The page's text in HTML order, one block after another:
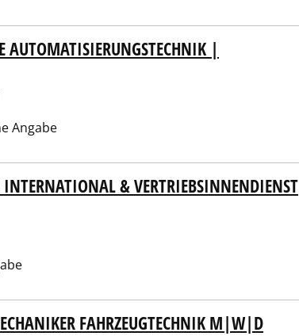
|
Angabe
INTERNATIONAL & VERTRIEBSINNENDIENST
FAHRZEUGTECHNIK M|W|D